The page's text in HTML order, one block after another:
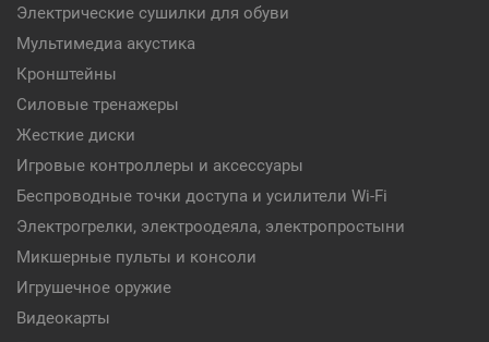
Электрические сушилки для обуви
Мультимедиа акустика
Кронштейны
Силовые тренажеры
Жесткие диски
Игровые контроллеры и аксессуары
Беспроводные точки доступа и усилители Wi-Fi
Электрогрелки, электроодеяла, электропростыни
Микшерные пульты и консоли
Игрушечное оружие
Видеокарты